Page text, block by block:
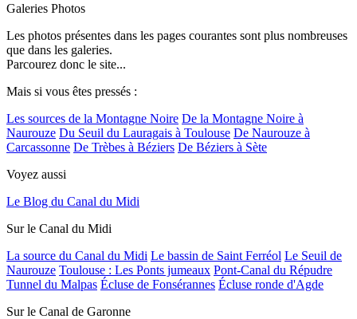
Galeries Photos
Les photos présentes dans les pages courantes sont plus nombreuses
que dans les galeries.
Parcourez donc le site...
Mais si vous êtes pressés :
Les sources de la Montagne Noire De la Montagne Noire à
Naurouze Du Seuil du Lauragais à Toulouse De Naurouze à
Carcassonne De Trèbes à Béziers De Béziers à Sète
Voyez aussi
Le Blog du Canal du Midi
Sur le Canal du Midi
La source du Canal du Midi Le bassin de Saint Ferréol Le Seuil de
Naurouze Toulouse : Les Ponts jumeaux Pont-Canal du Répudre
Tunnel du Malpas Écluse de Fonsérannes Écluse ronde d'Agde
Sur le Canal de Garonne